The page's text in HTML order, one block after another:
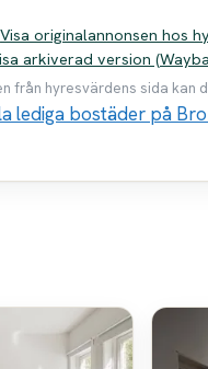
Visa originalannonsen hos
arkiverad version
från hyresvärdens sida kan
lediga bostäder på